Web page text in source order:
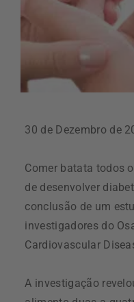
30 de Dezembro de
Comer batata todos
de desenvolver
conclusão de um
investigadores do
Cardiovascular
A investigação